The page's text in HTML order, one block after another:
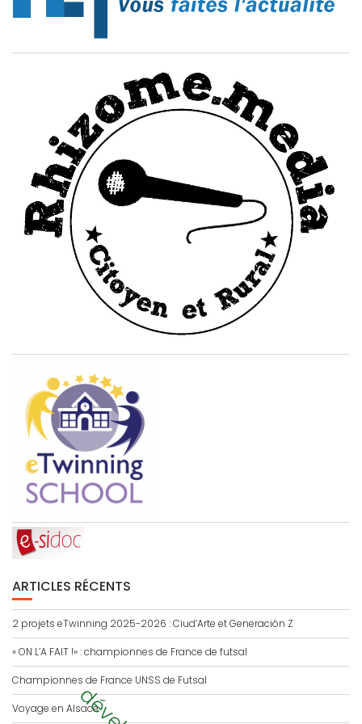
ARTICLES RÉCENTS
2 projets eTwinning 2025-2026 : Ciud’Arte et Generación Z
« ON L’A FAIT !» : championnes de France de futsal
Championnes de France UNSS de Futsal
Voyage en Alsace